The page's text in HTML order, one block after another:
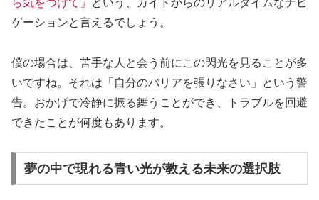
ゲーションと言えるでしょう。
僕の場合は、苦手な人と会う前にこの閃光を見ることが多
いですね。それは「自分のバリアを張りなさい」という警
告。おかげで冷静に振る舞うことができ、トラブルを回避
できたことが何度もあります。
夢の中で現れる青い光が教える未来の選択肢